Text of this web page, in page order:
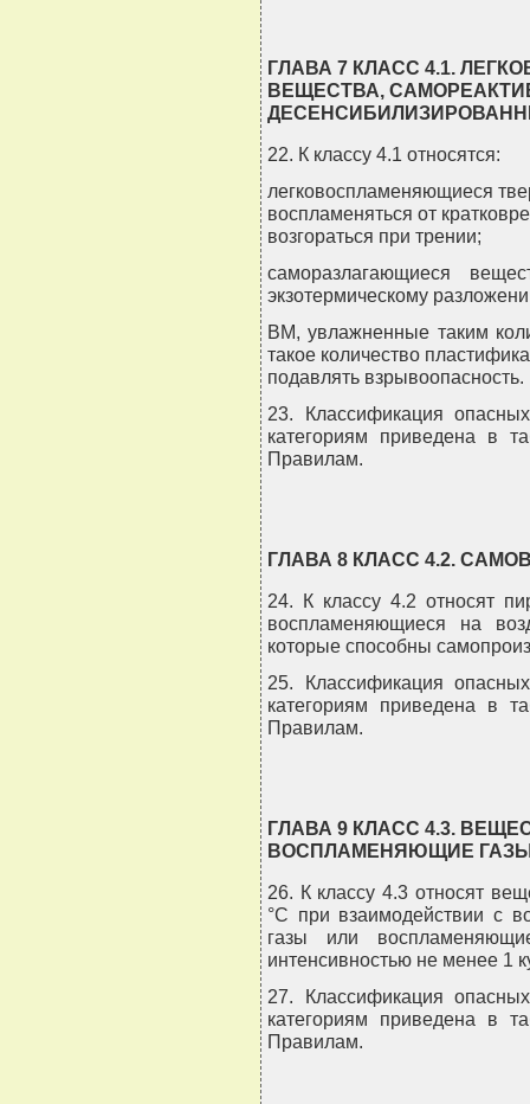
ГЛАВА 7 КЛАСС 4.1.
ВЕЩЕСТВА,
22. К классу 4.1 относятся:
легковоспламеняющиеся
воспламеняться от
возгораться при трении;
саморазлагающиеся
экзотермическому
ВМ, увлажненные таким
такое количество
подавлять взрывоопасность.
23. Классификация
категориям приведена в
Правилам.
ГЛАВА 8 КЛАСС 4.2.
24. К классу 4.2 относят
воспламеняющиеся на
которые способны
25. Классификация
категориям приведена в
Правилам.
ГЛАВА 9 КЛАСС 4.3.
ВОСПЛАМЕНЯЮЩИЕ
26. К классу 4.3 относят
°C при взаимодействии с
газы или
интенсивностью не менее 1
27. Классификация
категориям приведена в
Правилам.